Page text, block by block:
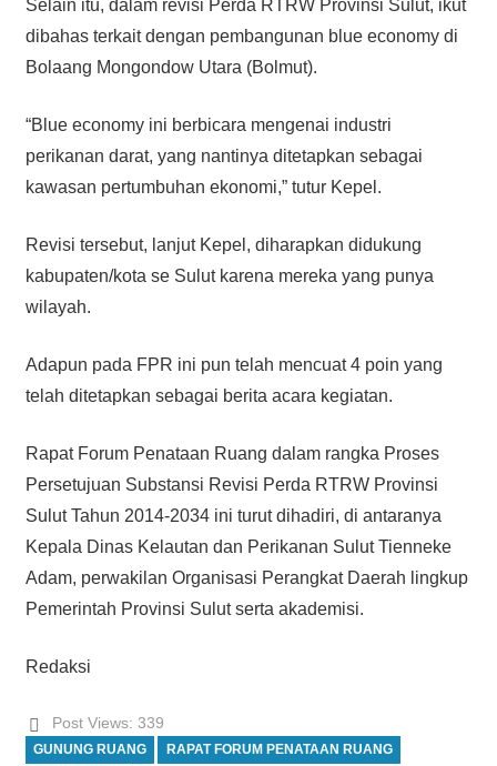
Selain itu, dalam revisi Perda RTRW Provinsi Sulut, ikut
dibahas terkait dengan pembangunan blue economy di
Bolaang Mongondow Utara (Bolmut).
“Blue economy ini berbicara mengenai industri
perikanan darat, yang nantinya ditetapkan sebagai
kawasan pertumbuhan ekonomi,” tutur Kepel.
Revisi tersebut, lanjut Kepel, diharapkan didukung
kabupaten/kota se Sulut karena mereka yang punya
wilayah.
Adapun pada FPR ini pun telah mencuat 4 poin yang
telah ditetapkan sebagai berita acara kegiatan.
Rapat Forum Penataan Ruang dalam rangka Proses
Persetujuan Substansi Revisi Perda RTRW Provinsi
Sulut Tahun 2014-2034 ini turut dihadiri, di antaranya
Kepala Dinas Kelautan dan Perikanan Sulut Tienneke
Adam, perwakilan Organisasi Perangkat Daerah lingkup
Pemerintah Provinsi Sulut serta akademisi.
Redaksi
Post Views: 339
GUNUNG RUANG RAPAT FORUM PENATAAN RUANG